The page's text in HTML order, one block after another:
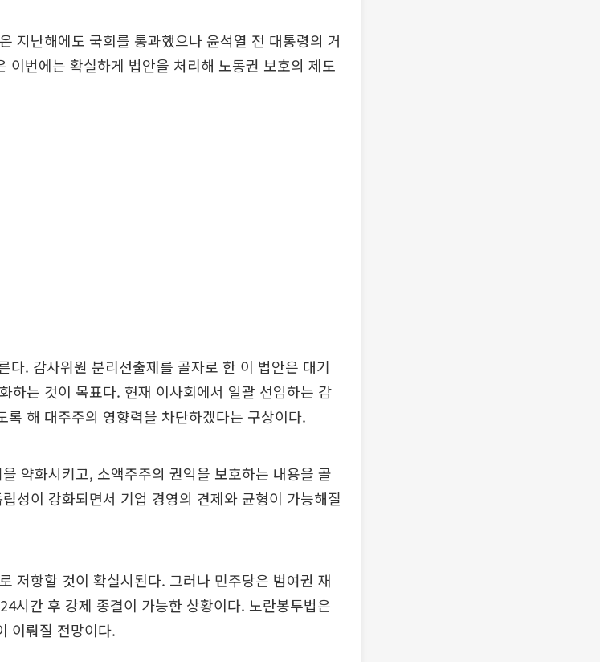
지난해에도 국회를 통과했으나 윤석열 전 대통령의 거
이번에는 확실하게 법안을 처리해 노동권 보호의 제도
다. 감사위원 분리선출제를 골자로 한 이 법안은 대기
하는 것이 목표다. 현재 이사회에서 일괄 선임하는 감
해 대주주의 영향력을 차단하겠다는 구상이다.
약화시키고, 소액주주의 권익을 보호하는 내용을 골
성이 강화되면서 기업 경영의 견제와 균형이 가능해질
저항할 것이 확실시된다. 그러나 민주당은 범여권 재
시간 후 강제 종결이 가능한 상황이다. 노란봉투법은
이뤄질 전망이다.